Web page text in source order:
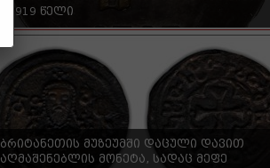
- 1919 წელი
ბრიტანეთის მუზეუმში დაცული დავით
აღმაშენებლის მონეტა, სადაც მეფე